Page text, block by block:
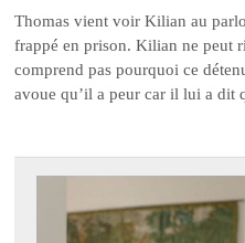
Thomas vient voir Kilian au
frappé en prison. Kilian ne peut
comprend pas pourquoi ce
avoue qu’il a peur car il lui a dit